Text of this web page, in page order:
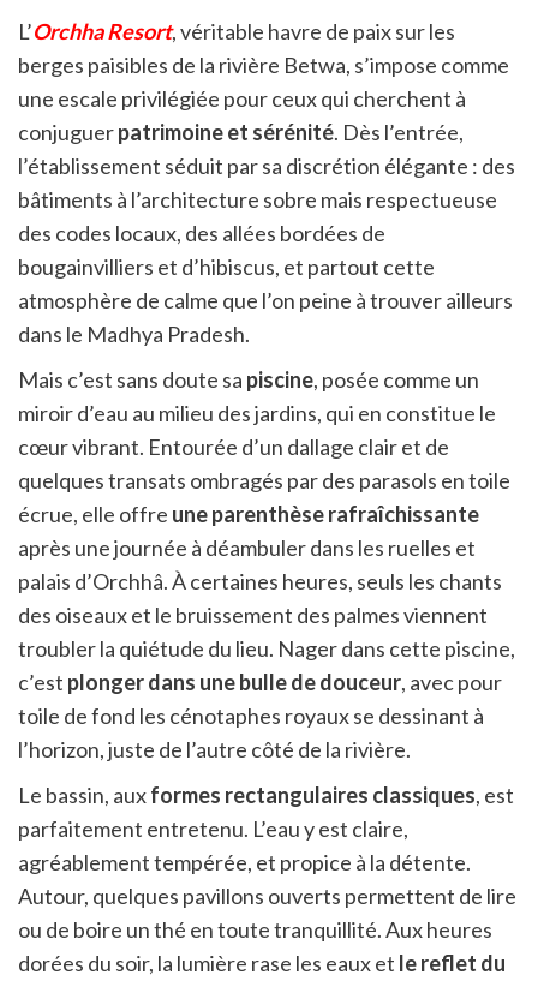
L’Orchha Resort, véritable havre de paix sur les
berges paisibles de la rivière Betwa, s’impose comme
une escale privilégiée pour ceux qui cherchent à
conjuguerpatrimoine et sérénité. Dès l’entrée,
l’établissement séduit par sa discrétion élégante : des
bâtiments à l’architecture sobre mais respectueuse
des codes locaux, des allées bordées de
bougainvilliers et d’hibiscus, et partout cette
atmosphère de calme que l’on peine à trouver ailleurs
dans le Madhya Pradesh.
Mais c’est sans doute sa piscine, posée comme un
miroir d’eau au milieu des jardins, qui en constitue le
cœur vibrant. Entourée d’un dallage clair et de
quelques transats ombragés par des parasols en toile
écrue, elle offre une parenthèse rafraîchissante
après une journée à déambuler dans les ruelles et
palais d’Orchhâ. À certaines heures, seuls les chants
des oiseaux et le bruissement des palmes viennent
troubler la quiétude du lieu. Nager dans cette piscine,
c’est plonger dans une bulle de douceur, avec pour
toile de fond les cénotaphes royaux se dessinant à
l’horizon, juste de l’autre côté de la rivière.
Le bassin, auxformes rectangulaires classiques, est
parfaitement entretenu. L’eau y est claire,
agréablement tempérée, et propice à la détente.
Autour, quelques pavillons ouverts permettent de lire
ou de boire un thé en toute tranquillité. Aux heures
dorées du soir, la lumière rase les eaux et le reflet du